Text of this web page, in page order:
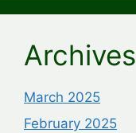
Archives
March 2025
February 2025